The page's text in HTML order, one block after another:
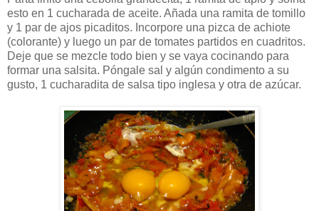
esto en 1 cucharada de aceite. Añada una ramita de tomillo
y 1 par de ajos picaditos. Incorpore una pizca de achiote
(colorante) y luego un par de tomates partidos en cuadritos.
Deje que se mezcle todo bien y se vaya cocinando para
formar una salsita. Póngale sal y algún condimento a su
gusto, 1 cucharadita de salsa tipo inglesa y otra de azúcar.